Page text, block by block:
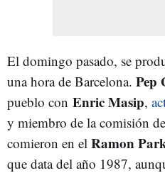
El domingo pasado, se
una hora de Barcelona. Pep
pueblo con Enric Masip,
y miembro de la comisión
comieron en el Ramon
que data del año 1987,